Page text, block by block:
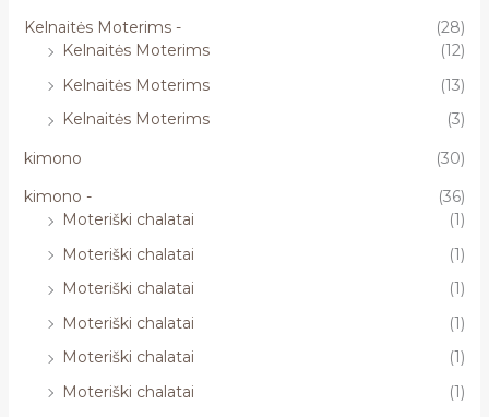
Kelnaitės Moterims -
(28)
Kelnaitės Moterims
(12)
Kelnaitės Moterims
(13)
Kelnaitės Moterims
(3)
kimono
(30)
kimono -
(36)
Moteriški chalatai
(1)
Moteriški chalatai
(1)
Moteriški chalatai
(1)
Moteriški chalatai
(1)
Moteriški chalatai
(1)
Moteriški chalatai
(1)